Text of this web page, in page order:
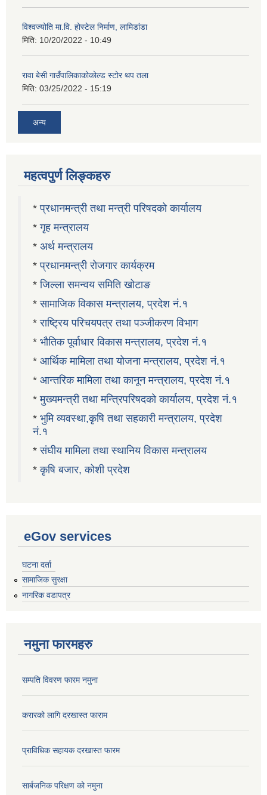
विश्वज्योति मा.वि. होस्टेल निर्माण, लामिडांडा
मिति: 10/20/2022 - 10:49
रावा बेसी गाउँपालिकाकोकोल्ड स्टोर थप तला
मिति: 03/25/2022 - 15:19
अन्य
महत्वपुर्ण लिङ्कहरु
*प्रधानमन्त्री तथा मन्त्री परिषदको कार्यालय
*गृह मन्त्रालय
* अर्थ मन्त्रालय
*प्रधानमन्त्री रोजगार कार्यक्रम
*जिल्ला समन्वय समिति खोटाङ
*सामाजिक विकास मन्त्रालय, प्रदेश नं.१
*राष्ट्रिय परिचयपत्र तथा पञ्जीकरण विभाग
* भौतिक पूर्वाधार विकास मन्त्रालय, प्रदेश नं.१
* आर्थिक मामिला तथा योजना मन्त्रालय, प्रदेश नं.१
* आन्तरिक मामिला तथा कानून मन्त्रालय, प्रदेश नं.१
*मुख्यमन्त्री तथा मन्त्रिपरिषदको कार्यालय, प्रदेश नं.१
* भुमि व्यवस्था,कृषि तथा सहकारी मन्त्रालय, प्रदेश
नं.१
*संघीय मामिला तथा स्थानिय विकास मन्त्रालय
*कृषि बजार, कोशी प्रदेश
eGov services
घटना दर्ता
सामाजिक सुरक्षा
नागरिक वडापत्र
नमुना फारमहरु
सम्पति विवरण फारम नमुना
करारको लागि दरखास्त फाराम
प्राविधिक सहायक दरखास्त फारम
सार्बजनिक परिक्षण को नमुना